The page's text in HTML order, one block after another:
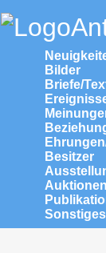
Bilder
Briefe/
Besitzer
Auktionen
Sonstiges